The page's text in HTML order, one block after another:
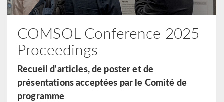
COMSOL Conference 2025
Proceedings
Recueil d'articles, de poster et de
présentations acceptées par le Comité de
programme